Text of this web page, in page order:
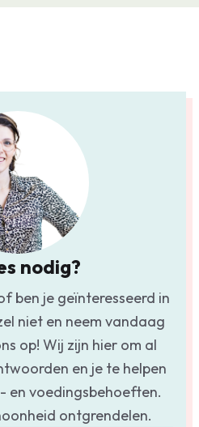
nodig?
ben je geïnteresseerd in
niet en neem vandaag
op! Wij zijn hier om al
en je te helpen
en voedingsbehoeften.
ontgrendelen.